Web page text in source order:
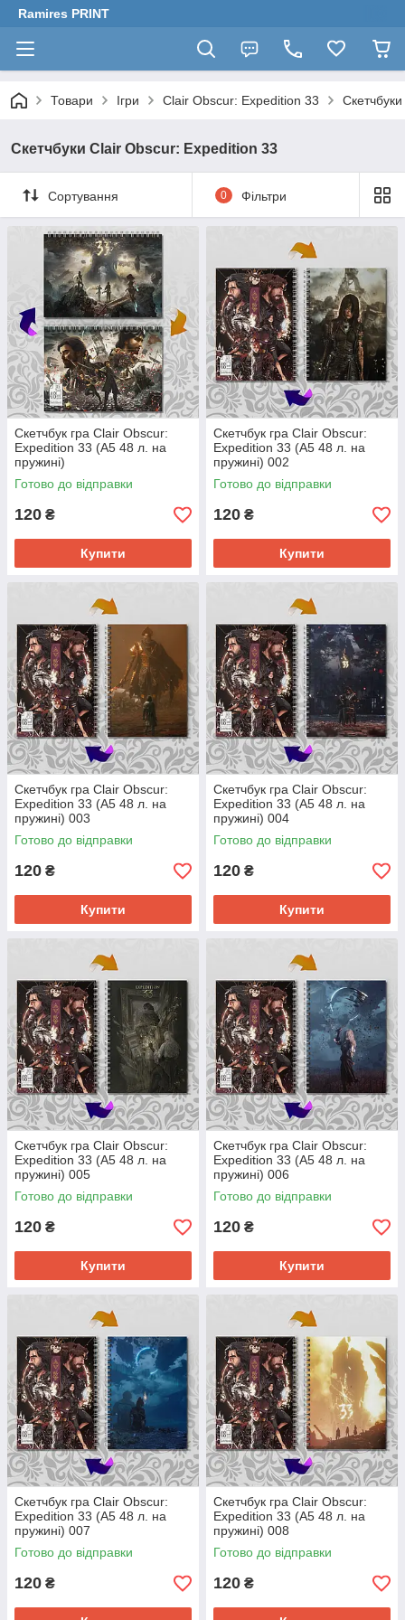
Ramires PRINT
Товари Ігри Clair Obscur: Expedition 33
Скетчбуки Clair Obscur: Expedition 33
Сортування 0 Фільтри
Скетчбук гра Clair Obscur:
Expedition 33 (А5 48 л. на
пружині)
Готово до відправки
120 ₴
Купити
Скетчбук гра Clair Obscur:
Expedition 33 (А5 48 л. на
пружині) 002
Готово до відправки
120 ₴
Купити
Скетчбук гра Clair Obscur:
Expedition 33 (А5 48 л. на
пружині) 003
Готово до відправки
120 ₴
Купити
Скетчбук гра Clair Obscur:
Expedition 33 (А5 48 л. на
пружині) 004
Готово до відправки
120 ₴
Купити
Скетчбук гра Clair Obscur:
Expedition 33 (А5 48 л. на
пружині) 005
Готово до відправки
120 ₴
Купити
Скетчбук гра Clair Obscur:
Expedition 33 (А5 48 л. на
пружині) 006
Готово до відправки
120 ₴
Купити
Скетчбук гра Clair Obscur:
Expedition 33 (А5 48 л. на
пружині) 007
Готово до відправки
120 ₴
Скетчбук гра Clair Obscur:
Expedition 33 (А5 48 л. на
пружині) 008
Готово до відправки
120 ₴